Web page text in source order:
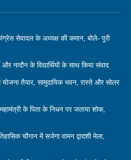
सेवादल के अध्यक्ष की कमान, बोले- पूरी
नादौन के विद्यार्थियों के साथ किया संवाद
तैयार, सामुदायिक भवन, रास्ते और सोलर
के पिता के निधन पर जताया शोक,
चौगान में सजेगा वामन द्वादशी मेला,